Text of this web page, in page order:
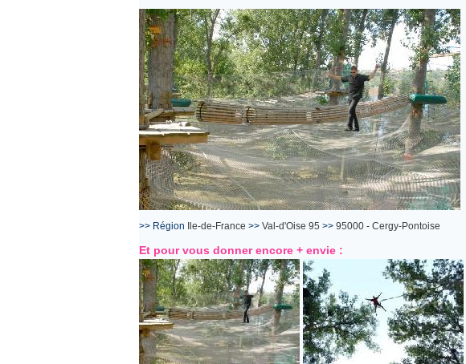
>> Région Ile-de-France >> Val-d'Oise 95 >> 95000- Cergy-Pontoise
Et pour vous donner encore + envie :